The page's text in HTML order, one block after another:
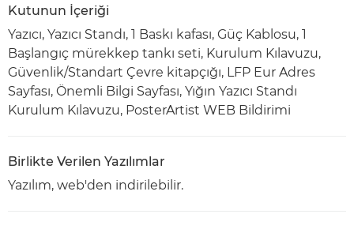
Kutunun İçeriği
Yazıcı, Yazıcı Standı, 1 Baskı kafası, Güç Kablosu, 1
Başlangıç mürekkep tankı seti, Kurulum Kılavuzu,
Güvenlik/Standart Çevre kitapçığı, LFP Eur Adres
Sayfası, Önemli Bilgi Sayfası, Yığın Yazıcı Standı
Kurulum Kılavuzu, PosterArtist WEB Bildirimi
Birlikte Verilen Yazılımlar
Yazılım, web'den indirilebilir.